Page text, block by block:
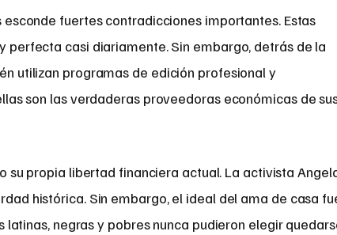
fuertes contradicciones importantes. Estas
perfecta casi diariamente. Sin embargo, detrás de la
utilizan programas de edición profesional y
son las verdaderas proveedoras económicas de
su propia libertad financiera actual. La activista
histórica. Sin embargo, el ideal del ama de casa
negras y pobres nunca pudieron elegir